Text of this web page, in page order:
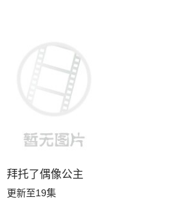
拜托了偶像公主
更新至19集